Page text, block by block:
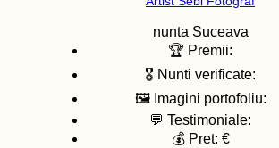
nunta Suceava
🏆 Premii:
🎖️ Nunti verificate:
🖼️ Imagini portofoliu:
💬 Testimoniale:
💰 Pret: €